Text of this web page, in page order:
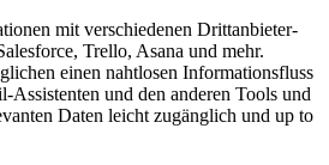
mit verschiedenen Drittanbieter-
Trello, Asana und mehr.
einen nahtlosen Informationsfluss
und den anderen Tools und
Daten leicht zugänglich und up to